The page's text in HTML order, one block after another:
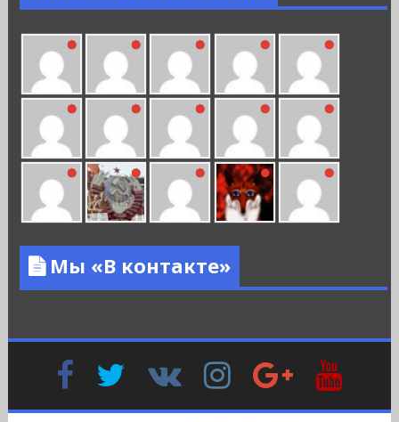
Мы «В контакте»
FacebookTwitter
Контакте
InstagramGoogle
Plus